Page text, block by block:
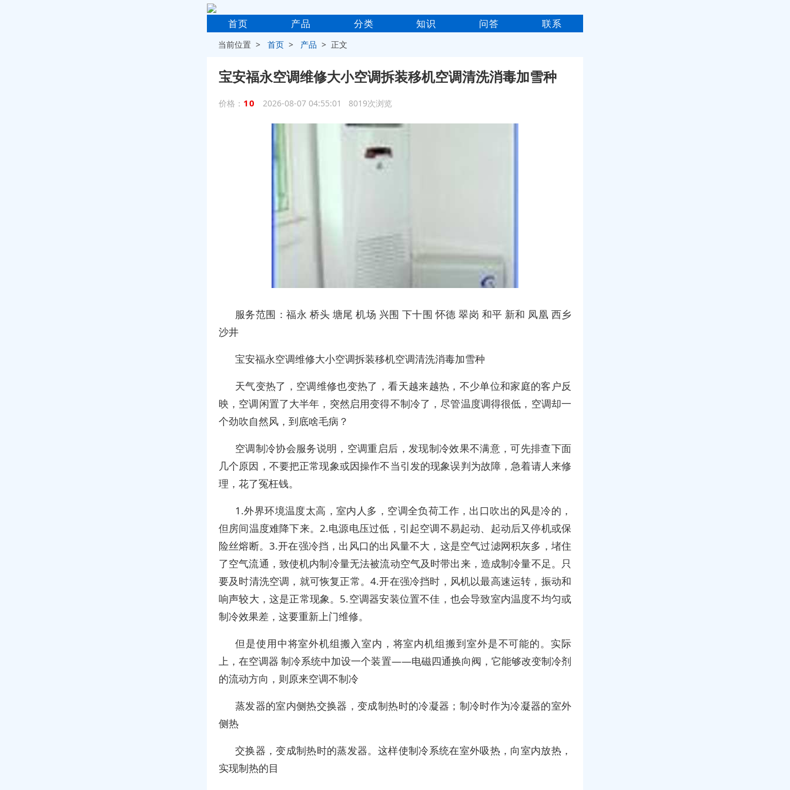
首页 产品 分类 知识 问答 联系
当前位置 >首页 > 产品 > 正文
宝安福永空调维修大小空调拆装移机空调清洗消毒加雪种
价格： 10 2026-08-07 04:55:01 8019次浏览
服务范围：福永 桥头 塘尾 机场 兴围 下十围 怀德 翠岗 和平 新和 凤凰 西乡
沙井
宝安福永空调维修大小空调拆装移机空调清洗消毒加雪种
天气变热了，空调维修也变热了，看天越来越热，不少单位和家庭的客户反
映，空调闲置了大半年，突然启用变得不制冷了，尽管温度调得很低，空调却一
个劲吹自然风，到底啥毛病？
空调制冷协会服务说明，空调重启后，发现制冷效果不满意，可先排查下面
几个原因，不要把正常现象或因操作不当引发的现象误判为故障，急着请人来修
理，花了冤枉钱。
1.外界环境温度太高，室内人多，空调全负荷工作，出口吹出的风是冷的，
但房间温度难降下来。2.电源电压过低，引起空调不易起动、起动后又停机或保
险丝熔断。3.开在强冷挡，出风口的出风量不大，这是空气过滤网积灰多，堵住
了空气流通，致使机内制冷量无法被流动空气及时带出来，造成制冷量不足。只
要及时清洗空调，就可恢复正常。4.开在强冷挡时，风机以最高速运转，振动和
响声较大，这是正常现象。5.空调器安装位置不佳，也会导致室内温度不均匀或
制冷效果差，这要重新上门维修。
但是使用中将室外机组搬入室内，将室内机组搬到室外是不可能的。实际
上，在空调器 制冷系统中加设一个装置——电磁四通换向阀，它能够改变制冷剂
的流动方向，则原来空调不制冷
蒸发器的室内侧热交换器，变成制热时的冷凝器；制冷时作为冷凝器的室外
侧热
交换器，变成制热时的蒸发器。这样使制冷系统在室外吸热，向室内放热，
实现制热的目